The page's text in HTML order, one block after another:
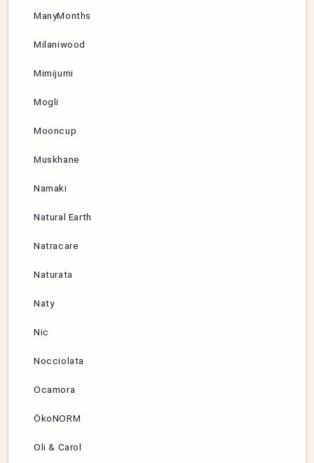
ManyMonths
Milaniwood
Mimijumi
Mogli
Mooncup
Muskhane
Namaki
Natural Earth
Natracare
Naturata
Naty
Nic
Nocciolata
Ocamora
ÖkoNORM
Oli & Carol